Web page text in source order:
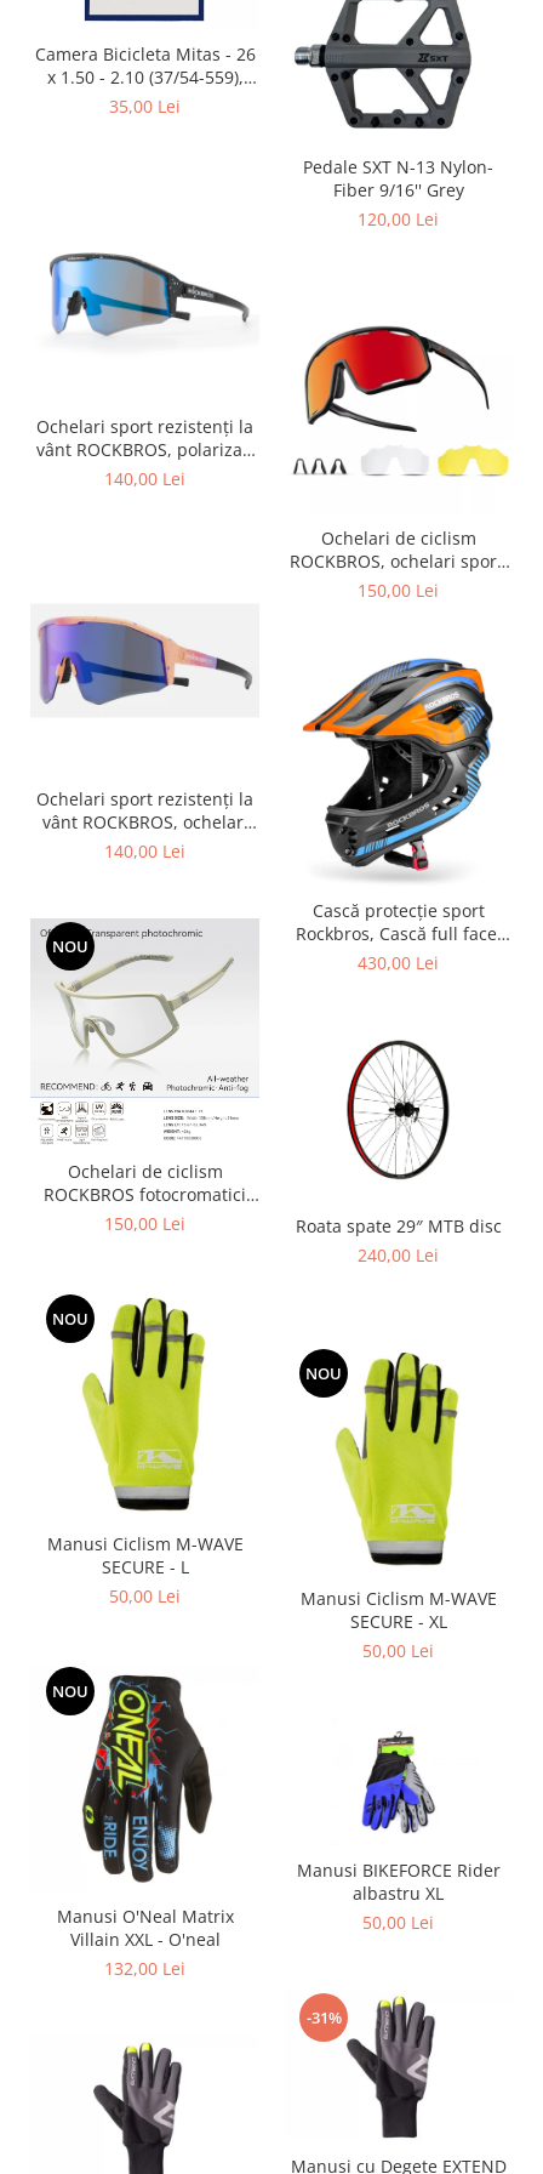
Schimbatoare viteze
Scule bicicleta
Camera Bicicleta Mitas - 26
x 1.50 - 2.10 (37/54-559),
FV47
35,00 Lei
Pedale SXT N-13 Nylon-
Fiber 9/16'' Grey
120,00 Lei
Ochelari sport rezistenți la
vânt ROCKBROS, polarizați
pentru ciclism, ochelari de
140,00 Lei
Ochelari de ciclism
ROCKBROS, ochelari sport,
ramă fotocromatică TR
150,00 Lei
Ochelari sport rezistenți la
vânt ROCKBROS, ochelari
polarizați pentru ciclism,
140,00 Lei
Cască protecție sport
Rockbros, Cască full face,
albastru 55-58 cm
430,00 Lei
NOU
Ochelari de ciclism
ROCKBROS fotocromatici
anti-aburire UV400 reglabili
150,00 Lei
Roata spate 29″ MTB disc
240,00 Lei
NOU
Manusi Ciclism M-WAVE
SECURE - L
50,00 Lei
NOU
Manusi Ciclism M-WAVE
SECURE - XL
50,00 Lei
NOU
Manusi O'Neal Matrix
Villain XXL - O'neal
132,00 Lei
Manusi BIKEFORCE Rider
albastru XL
50,00 Lei
-31%
Manusi cu Degete EXTEND